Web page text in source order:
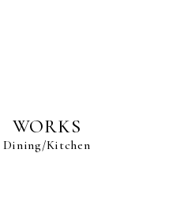
WORKS
Dining Kitchen